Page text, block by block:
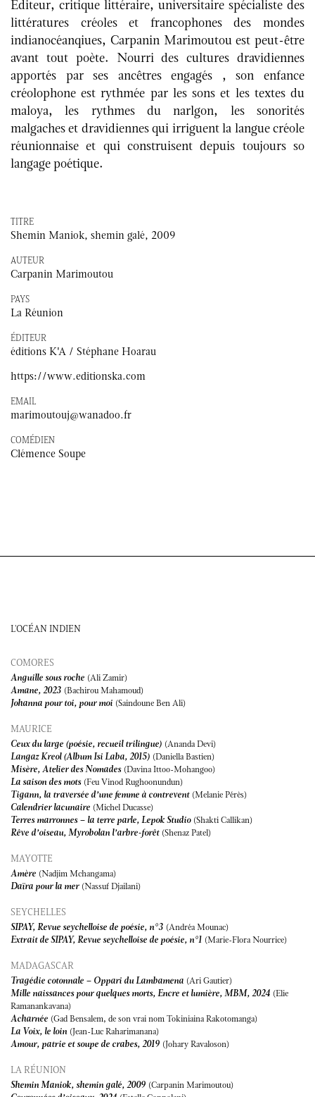
Éditeur, critique littéraire, universitaire spécialiste des
littératures créoles et francophones des mondes
indianocéanqiues, Carpanin Marimoutou est peut-être
avant tout poète. Nourri des cultures dravidiennes
apportés par ses ancêtres engagés , son enfance
créolophone est rythmée par les sons et les textes du
maloya, les rythmes du narlgon, les sonorités
malgaches et dravidiennes qui irriguent la langue créole
réunionnaise et qui construisent depuis toujours so
langage poétique.
TITRE
Shemin Maniok, shemin galé, 2009
AUTEUR
Carpanin Marimoutou
PAYS
La Réunion
ÉDITEUR
éditions K'A / Stéphane Hoarau
https://www.editionska.com
EMAIL
marimoutouj@wanadoo.fr
COMÉDIEN
Clémence Soupe
L'OCÉAN INDIEN
COMORES
Anguille sous roche (Ali Zamir)
Amane, 2023 (Bachirou Mahamoud)
Johanna pour toi, pour moi (Saindoune Ben Ali)
MAURICE
Ceux du large (poésie, recueil trilingue) (Ananda Devi)
Langaz Kreol (Album Isi Laba, 2015) (Daniella Bastien)
Misère, Atelier des Nomades (Davina Ittoo-Mohangoo)
La saison des mots (Feu Vinod Rughoonundun)
Tigann, la traversée d’une femme à contrevent (Melanie Pérès)
Calendrier lacunaire (Michel Ducasse)
Terres marronnes – la terre parle, Lepok Studio (Shakti Callikan)
Rêve d’oiseau, Myrobolan l’arbre-forêt (Shenaz Patel)
MAYOTTE
Amère (Nadjim Mchangama)
Daïra pour la mer (Nassuf Djailani)
SEYCHELLES
SIPAY, Revue seychelloise de poésie, n°3 (Andréa Mounac)
Extrait de SIPAY, Revue seychelloise de poésie, n°1 (Marie-Flora Nourrice)
MADAGASCAR
Tragédie cotonnale – Oppari du Lambamena (Ari Gautier)
Mille naissances pour quelques morts, Encre et lumière, MBM, 2024 (Elie
Ramanankavana)
Acharnée (Gad Bensalem, de son vrai nom Tokiniaina Rakotomanga)
La Voix, le loin (Jean-Luc Raharimanana)
Amour, patrie et soupe de crabes, 2019 (Johary Ravaloson)
LA RÉUNION
Shemin Maniok, shemin galé, 2009 (Carpanin Marimoutou)